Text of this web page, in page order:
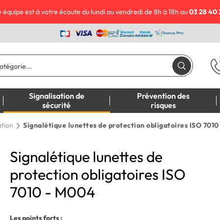
est à votre écoute du lundi au vendredi de 8h à 18h au03 28 40
Signalisation de
sécurité
Prévention des
risques
Signalétique lunettes de protection obligatoires ISO
Signalétique lunettes de
protection obligatoires ISO
7010 - M004
Les points forts :